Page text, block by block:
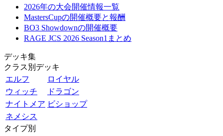
2026年の大会開催情報一覧
MastersCupの開催概要と報酬
BO3 Showdownの開催概要
RAGE JCS 2026 Season1まとめ
デッキ集
クラス別デッキ
エルフ
ロイヤル
ウィッチ
ドラゴン
ナイトメア ビショップ
ネメシス
タイプ別